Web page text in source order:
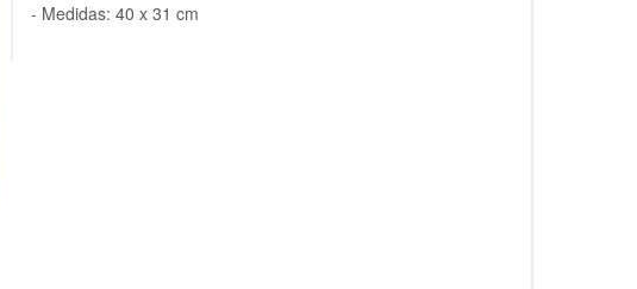
- Medidas: 40 x 31 cm